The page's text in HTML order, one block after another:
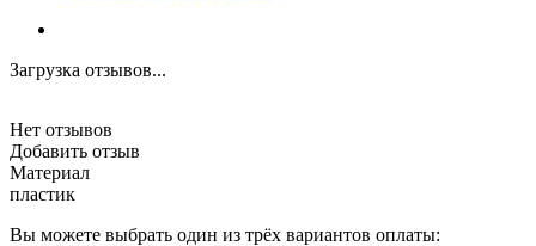
Загрузка отзывов...
Нет отзывов
Добавить отзыв
Материал
пластик
Вы можете выбрать один из трёх вариантов оплаты: